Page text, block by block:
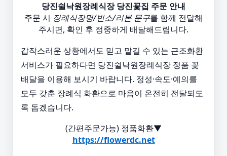
당진쉴낙원장례식장 당진꽃집 주문 안내
주문 시 장례식장명/빈소/리본 문구를 함께 전달해
주시면, 확인 후 정중하게 배달해드립니다.
갑작스러운 상황에서도 믿고 맡길 수 있는 근조화환
서비스가 필요하다면 당진쉴낙원장례식장 정품 꽃
배달을 이용해 보시기 바랍니다. 정성·속도·예의를
모두 갖춘 장례식 화환으로 마음이 온전히 전달되도
록 돕겠습니다.
(간편주문가능) 정품화환▼
https://flowerdc.net